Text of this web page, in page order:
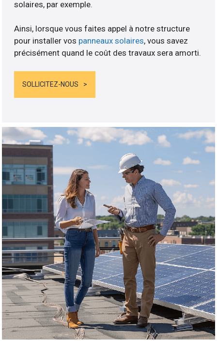
solaires, par exemple.
Ainsi, lorsque vous faites appel à notre structure
pour installer vos panneaux solaires, vous savez
précisément quand le coût des travaux sera amorti.
SOLLICITEZ-NOUS